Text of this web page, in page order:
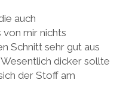
auch
von mir nichts
Schnitt sehr gut aus
dicker sollte
der Stoff am